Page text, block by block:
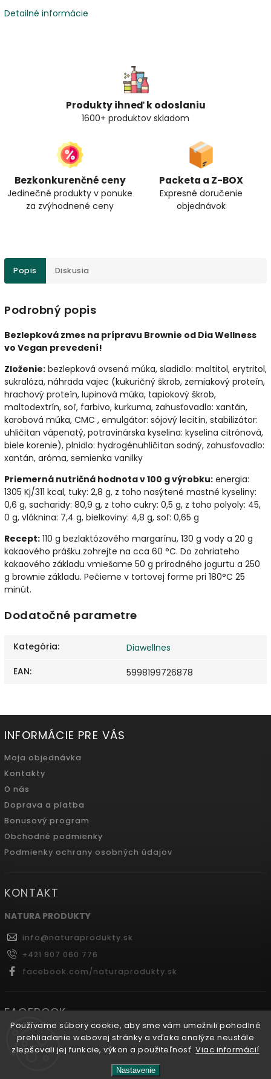
Používame súbory cookie, aby sme vám umožnili pohodlné
prehliadanie webovej stránky a vďaka analýze neustále
zlepšovali jej funkcie, výkon a použiteľnosť.Viac informácií
Nastavenie
Detailné informácie
Produkty ihneď k odoslaniu
1600+ produktov skladom
Bezkonkurenčné ceny
Jedinečné produkty v ponuke
za zvýhodnené ceny
Packeta a Z-BOX
Expresné doručenie
objednávok
Popis Diskusia
Podrobný popis
Bezlepková zmes na prípravu Brownie od Dia Wellness
vo Vegan prevedení!
Zloženie: bezlepková ovsená múka, sladidlo: maltitol, erytritol,
sukralóza, náhrada vajec (kukuričný škrob, zemiakový proteín,
hrachový proteín, lupinová múka, tapiokový škrob,
maltodextrín, soľ, farbivo, kurkuma, zahusťovadlo: xantán,
karobová múka, CMC , emulgátor: sójový lecitín, stabilizátor:
uhličitan vápenatý, potravinárska kyselina: kyselina citrónová,
biele korenie), plnidlo: hydrogénuhličitan sodný, zahusťovadlo:
xantán, aróma, semienka vanilky
Priemerná nutričná hodnota v 100 g výrobku: energia:
1305 Kj/311 kcal, tuky: 2,8 g, z toho nasýtené mastné kyseliny:
0,6 g, sacharidy: 80,9 g, z toho cukry: 0,5 g, z toho polyoly: 45,
0 g, vláknina: 7,4 g, bielkoviny: 4,8 g, soľ: 0,65 g
Recept: 110 g bezlaktózového margarínu, 130 g vody a 20 g
kakaového prášku zohrejte na cca 60 °C. Do zohriateho
kakaového základu vmiešame 50 g prírodného jogurtu a 250
g brownie základu. Pečieme v tortovej forme pri 180°C 25
minút.
Dodatočné parametre
Kategória:
Diawellnes
EAN: 5998199726878
INFORMÁCIE PRE VÁS
Moja objednávka
Kontakty
O nás
Doprava a platba
Bonusový program
Obchodné podmienky
Podmienky ochrany osobných údajov
KONTAKT
NATURA PRODUKTY
info@naturaprodukty.sk
+421 907 060 776
facebook.com/naturaprodukty.sk
FACEBOOK
Naturaprodukty.sk